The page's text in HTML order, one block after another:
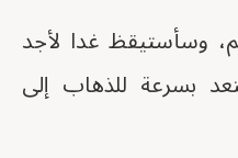
وسأستيقظ غدا لأجد
بسرعة للذهاب إلى